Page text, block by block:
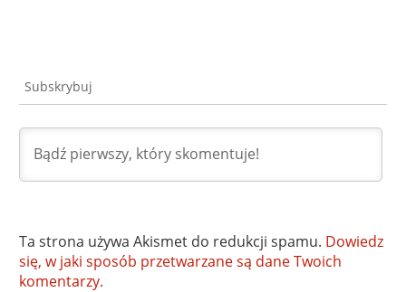
Subskrybuj
Ta strona używa Akismet do redukcji spamu. Dowiedz
się, w jaki sposób przetwarzane są dane Twoich
komentarzy.